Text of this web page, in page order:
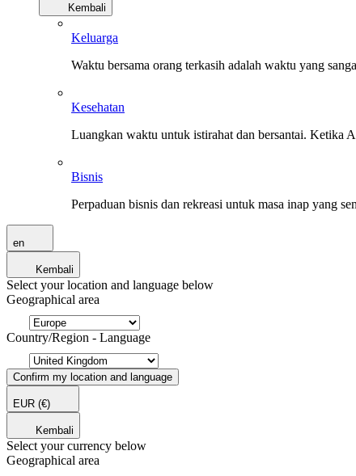
Kembali
Keluarga
Waktu bersama orang terkasih adalah waktu yang
Kesehatan
Luangkan waktu untuk istirahat dan bersantai. Ketika
Bisnis
Perpaduan bisnis dan rekreasi untuk masa inap yang
en
Kembali
Select your location and language below
Geographical area
Country/Region - Language
Confirm my location and language
EUR (€)
Kembali
Select your currency below
Geographical area